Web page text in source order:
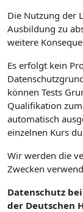
Die Nutzung der
Ausbildung zu
weitere
Es erfolgt kein
können Tests
Qualifikation zum
automatisch
einzelnen Kurs
Wir werden die
Zwecken
Datenschutz
der Deutschen